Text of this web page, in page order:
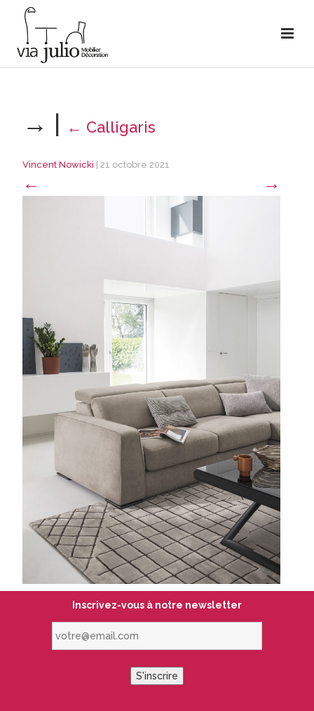
→ | ← Calligaris
Vincent Nowicki 21 octobre 2021
← →
Inscrivez-vous à notre newsletter
S'inscrire